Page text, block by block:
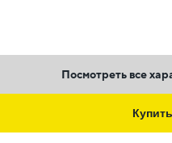
Посмотреть все
Купить